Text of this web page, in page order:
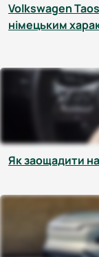
Volkswagen
німецьким
Як заощадити